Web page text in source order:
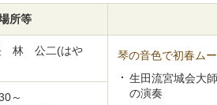
所等
林 公二(はや
琴の音色で初春ム
生田流宮城会大
の演奏
～